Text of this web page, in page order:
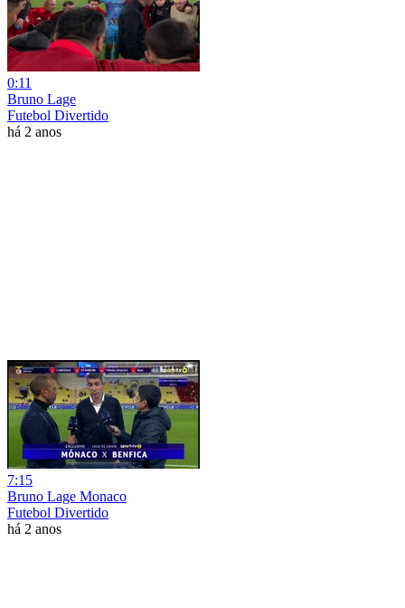
0:11
Bruno Lage
Futebol Divertido
há 2 anos
7:15
Bruno Lage Monaco
Futebol Divertido
há 2 anos